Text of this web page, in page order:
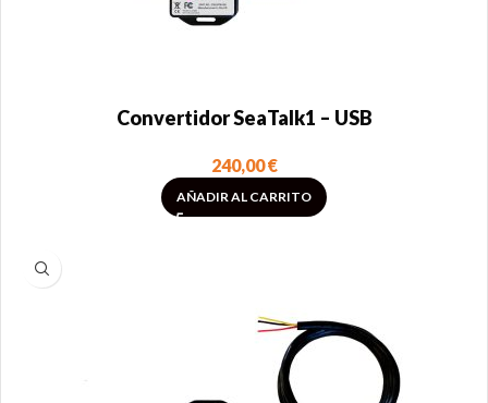
Convertidor SeaTalk1 – USB
240,00€
AÑADIR AL CARRITO